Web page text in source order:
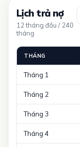
Lịch trả nợ
12 tháng đầu / 240
tháng
THÁNG
Tháng 1
Tháng 2
Tháng 3
Tháng 4